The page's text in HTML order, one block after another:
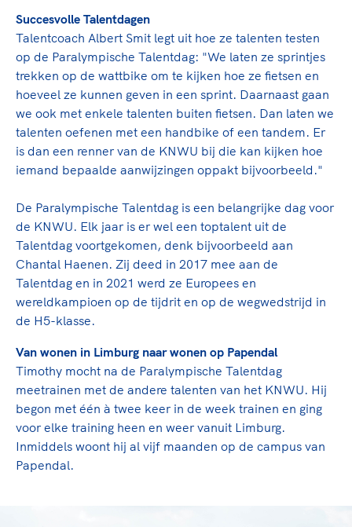
onderdeel van het clubbeleid rondom gewenst en
Lees verder
Succesvolle Talentdagen
Talentcoach Albert Smit legt uit hoe ze talenten testen
op de Paralympische Talentdag: "We laten ze sprintjes
trekken op de wattbike om te kijken hoe ze fietsen en
hoeveel ze kunnen geven in een sprint. Daarnaast gaan
we ook met enkele talenten buiten fietsen. Dan laten we
talenten oefenen met een handbike of een tandem. Er
is dan een renner van de KNWU bij die kan kijken hoe
iemand bepaalde aanwijzingen oppakt bijvoorbeeld."
De Paralympische Talentdag is een belangrijke dag voor
de KNWU. Elk jaar is er wel een toptalent uit de
Talentdag voortgekomen, denk bijvoorbeeld aan
Chantal Haenen. Zij deed in 2017 mee aan de
Talentdag en in 2021 werd ze Europees en
wereldkampioen op de tijdrit en op de wegwedstrijd in
de H5-klasse.
Van wonen in Limburg naar wonen op Papendal
Timothy mocht na de Paralympische Talentdag
meetrainen met de andere talenten van het KNWU. Hij
begon met één à twee keer in de week trainen en ging
voor elke training heen en weer vanuit Limburg.
Inmiddels woont hij al vijf maanden op de campus van
Papendal.